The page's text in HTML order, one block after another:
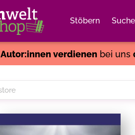
Stöbern
Autor:innen verdienenbei uns